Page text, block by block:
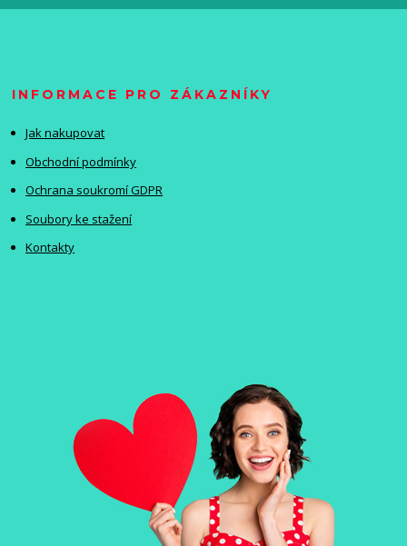
INFORMACE PRO ZÁKAZNÍKY
Jak nakupovat
Obchodní podmínky
Ochrana soukromí GDPR
Soubory ke stažení
Kontakty